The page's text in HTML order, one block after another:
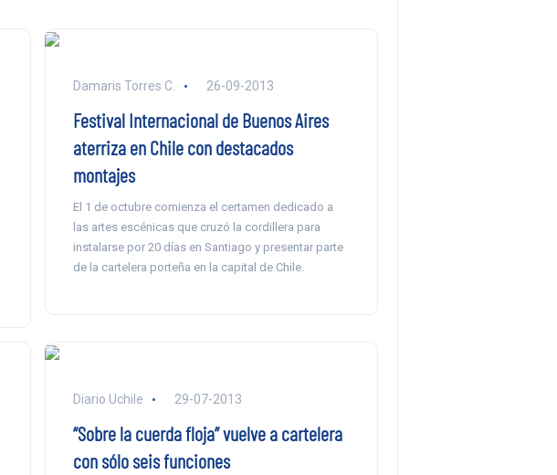
Damaris Torres C. 26-09-2013
Festival Internacional de Buenos Aires
aterriza en Chile con destacados
montajes
El 1 de octubre comienza el certamen dedicado a
las artes escénicas que cruzó la cordillera para
instalarse por 20 días en Santiago y presentar parte
de la cartelera porteña en la capital de Chile.
Diario Uchile 29-07-2013
“Sobre la cuerda floja” vuelve a cartelera
con sólo seis funciones